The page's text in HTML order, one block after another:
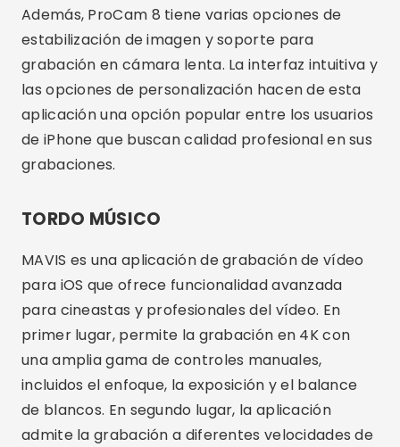
cuadro, lo que le permite capturar videos en
cámara lenta o acelerada.
Publicidad - SpotAds
Además, MAVIS ofrece soporte para accesorios
profesionales como micrófonos y monitores
externos. La interfaz es altamente
personalizable, lo que permite a los usuarios
La calidad de grabación y la precisión de los
excelente opción para grabar vídeos de alta
calidad.
Funciones esenciales en
aplicaciones de grabación de
vídeo